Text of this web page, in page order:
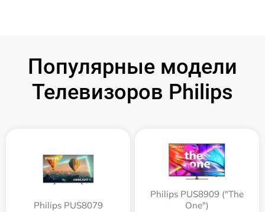
Популярные модели
Телевизоров Philips
Philips PUS8079
Philips PUS8909 ("The
One")